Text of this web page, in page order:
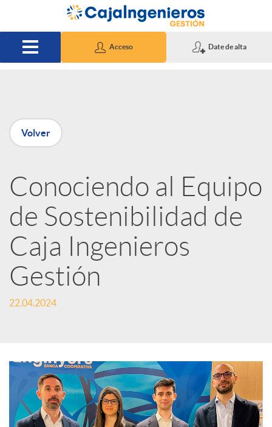
Saltar al contenido principal
Acceso Date de alta
P
u
b
l
i
c
Volver
Conociendo al Equipo
de Sostenibilidad de
Caja Ingenieros
Gestión
22.04.2024